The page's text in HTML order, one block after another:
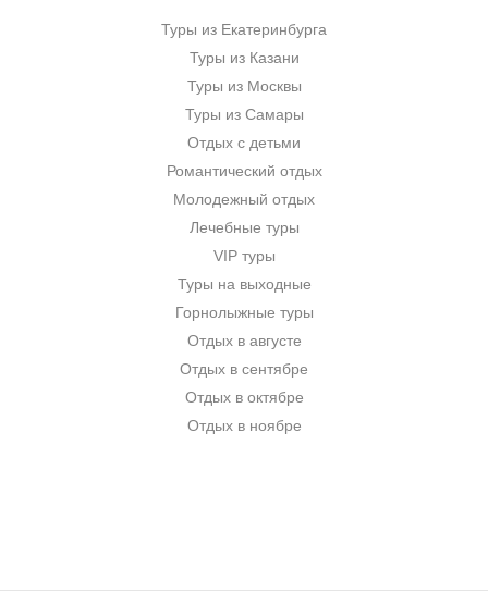
Туры из Екатеринбурга
Туры из Казани
Туры из Москвы
Туры из Самары
Отдых с детьми
Романтический отдых
Молодежный отдых
Лечебные туры
VIP туры
Туры на выходные
Горнолыжные туры
Отдых в августе
Отдых в сентябре
Отдых в октябре
Отдых в ноябре